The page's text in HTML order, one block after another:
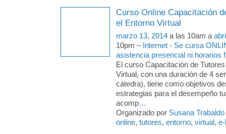
Curso Online Capacitación
el Entorno Virtual
marzo 13, 2014 a las 10am a
10pm – Internet - Se cursa
asistencia presencial ni horarios
El curso Capacitación de
Virtual, con una duración de 4
cátedra), tiene como objetivos
estrategias para el desempeño
acomp…
Organizado por Susana Trabaldo
online, tutores, entorno, virtual,